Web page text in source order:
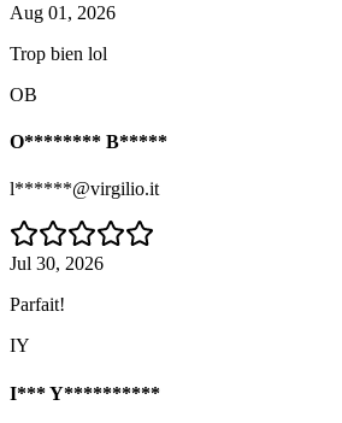
Aug 01, 2026
Trop bien lol
OB
O******** B*****
l******@virgilio.it
Jul 30, 2026
Parfait!
IY
I*** Y**********